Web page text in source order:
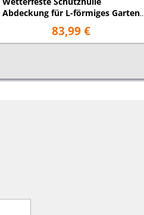
Abdeckung für L-förmiges Garten
Lounge Set, 300x300x90cm
83,99 €